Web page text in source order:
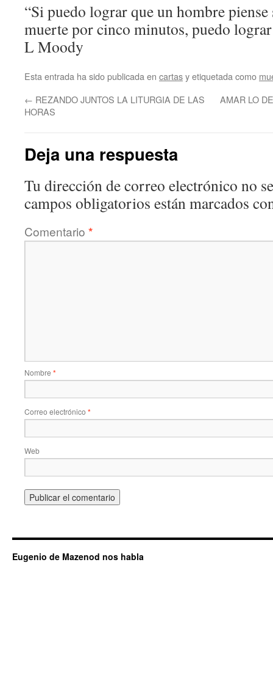
“Si puedo lograr que un hombre piense
muerte por cinco minutos, puedo
L Moody
Esta entrada ha sido publicada en cartasy etiquetada como
← REZANDO JUNTOS LA LITURGIA DE LAS
HORAS
AMAR LO
Deja una respuesta
Tu dirección de correo electrónico no
campos obligatorios están marcados
Comentario *
Nombre *
Correo electrónico *
Web
Eugenio de Mazenod nos habla